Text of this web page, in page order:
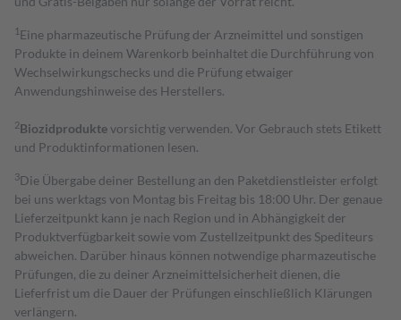
1 Eine pharmazeutische Prüfung der Arzneimittel und sonstigen
Produkte in deinem Warenkorb beinhaltet die Durchführung von
Wechselwirkungschecks und die Prüfung etwaiger
Anwendungshinweise des Herstellers.
2Biozidproduktevorsichtig verwenden. Vor Gebrauch stets Etikett
und Produktinformationen lesen.
3Die Übergabe deiner Bestellung an den Paketdienstleister erfolgt
bei uns werktags von Montag bis Freitag bis 18:00 Uhr. Der genaue
Lieferzeitpunkt kann je nach Region und in Abhängigkeit der
Produktverfügbarkeit sowie vom Zustellzeitpunkt des Spediteurs
abweichen. Darüber hinaus können notwendige pharmazeutische
Prüfungen, die zu deiner Arzneimittelsicherheit dienen, die
Lieferfrist um die Dauer der Prüfungen einschließlich Klärungen
verlängern.